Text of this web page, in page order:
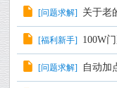
[问题求解] 关于老
[福利新手] 100W
[问题求解] 自动加